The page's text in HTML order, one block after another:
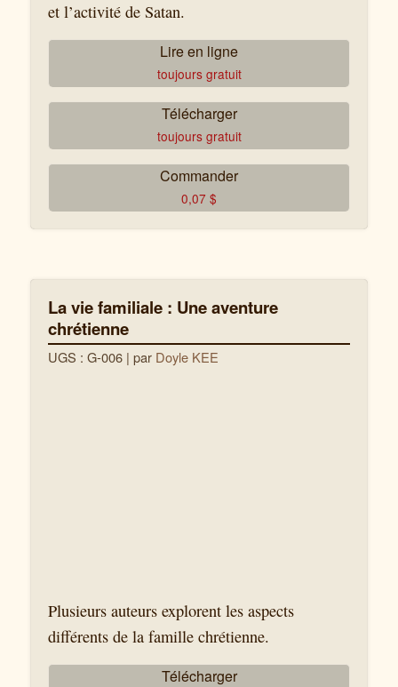
et l’activité de Satan.
Lire en ligne
toujours gratuit
Télécharger
toujours gratuit
Commander
0,07 $
La vie familiale : Une aventure
chrétienne
UGS : G-006 | par Doyle KEE
Plusieurs auteurs explorent les aspects
différents de la famille chrétienne.
Télécharger